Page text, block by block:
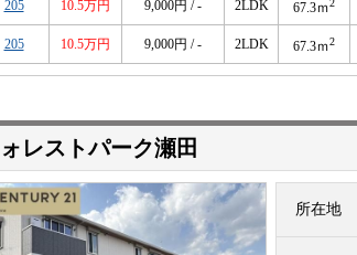
205 10.5万円 9,000円 / - 2LDK 67.3ｍ2
205 10.5万円 9,000円 / - 2LDK 67.3ｍ2
レストパーク瀬田
所在地